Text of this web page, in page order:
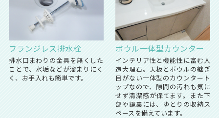
フランジレス排水栓
排水口まわりの金具を無くした
ことで、水垢などが溜まりにく
く、お手入れも簡単です。
ボウル一体型カウンター
インテリア性と機能性に富む人
造大理石。天板とボウルの継ぎ
目がない一体型のカウンタート
ップなので、隙間の汚れも気に
せず清潔感が保てます。また下
部や鏡裏には、ゆとりの収納ス
ペースを備えています。